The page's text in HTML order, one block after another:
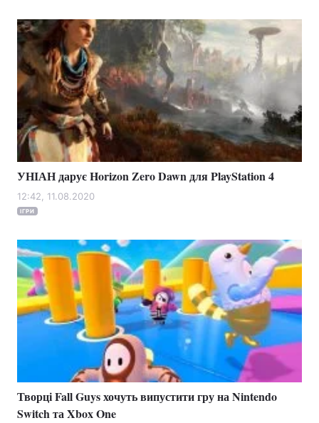
УНІАН дарує Horizon Zero Dawn для PlayStation 4
12:42, 11.08.2020
ІГРИ
Творці Fall Guys хочуть випустити гру на Nintendo
Switch та Xbox One